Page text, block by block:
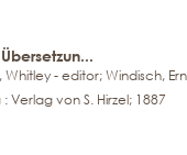
Whitley - editor; Windisch,
: Verlag von S. Hirzel; 1887